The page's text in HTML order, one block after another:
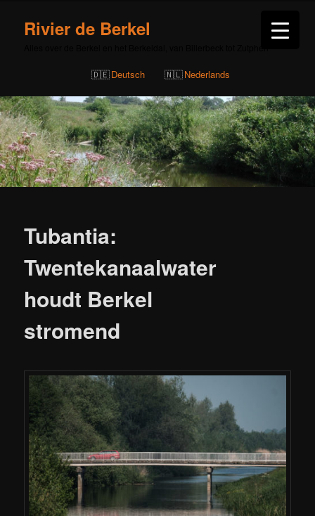
Rivier de Berkel
Deutsch Nederlands
Tubantia:
Twentekanaalwater
houdt Berkel
stromend